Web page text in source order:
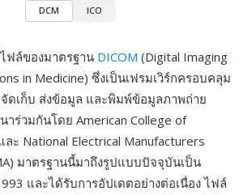
DCM ICO
ฟล์ของมาตรฐาน DICOM (Digital Imaging
in Medicine) ซึ่งเป็นเฟรมเวิร์กครอบคลุม
ดเก็บ ส่งข้อมูล และพิมพ์ข้อมูลภาพถ่าย
ร่วมกันโดย American College of
ละ National Electrical Manufacturers
มาตรฐานนี้มาถึงรูปแบบปัจจุบันเป็น
และได้รับการอัปเดตอย่างต่อเนื่อง ไฟล์